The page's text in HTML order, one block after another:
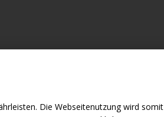
Die Webseitenutzung wird somit